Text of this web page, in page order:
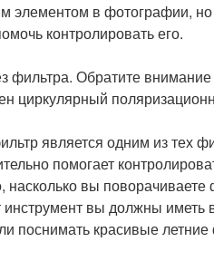
элементом в фотографии,
контролировать его.
Обратите
циркулярный
является одним из тех
помогает
насколько вы
вы должны
поснимать красивые